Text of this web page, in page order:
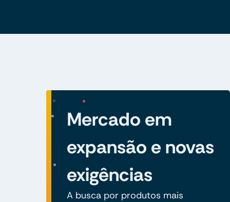
Mercado em
expansão e novas
exigências
A busca por produtos mais